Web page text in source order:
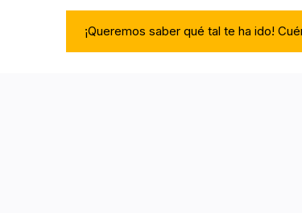
¡Queremos saber qué tal te ha ido!